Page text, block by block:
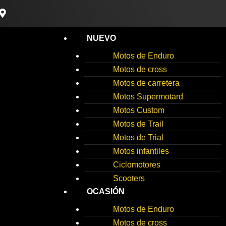
M
a
p
NUEVO
Motos de Enduro
Motos de cross
Motos de carretera
Motos Supermotard
Motos Custom
Motos de Trail
Motos de Trial
Motos infantiles
Ciclomotores
Scooters
OCASIÓN
Motos de Enduro
Motos de cross